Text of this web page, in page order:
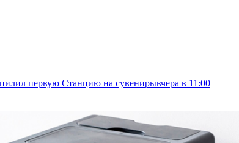
первую Станцию на сувенирывчера в 11:00